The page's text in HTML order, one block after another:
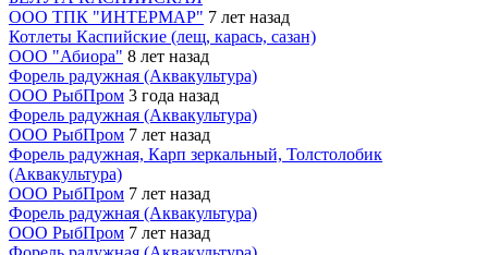
ООО ТПК "ИНТЕРМАР" 7 лет назад
Котлеты Каспийские (лещ, карась, сазан)
ООО "Абиора" 8 лет назад
Форель радужная (Аквакультура)
ООО РыбПром 3 года назад
Форель радужная (Аквакультура)
ООО РыбПром 7 лет назад
Форель радужная, Карп зеркальный, Толстолобик
(Аквакультура)
ООО РыбПром 7 лет назад
Форель радужная (Аквакультура)
ООО РыбПром 7 лет назад